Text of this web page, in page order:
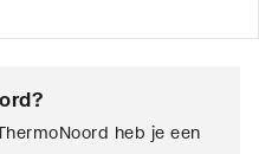
?
heb je een